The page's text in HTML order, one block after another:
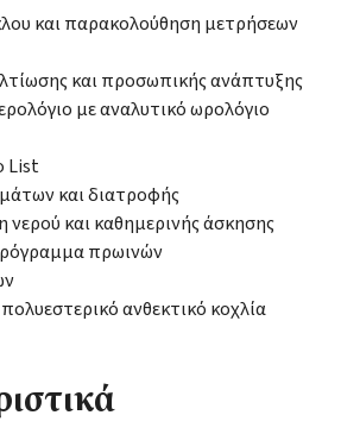
και παρακολούθηση μετρήσεων
και προσωπικής ανάπτυξης
με αναλυτικό ωρολόγιο
List
και διατροφής
και καθημερινής άσκησης
πρωινών
ανθεκτικό κοχλία